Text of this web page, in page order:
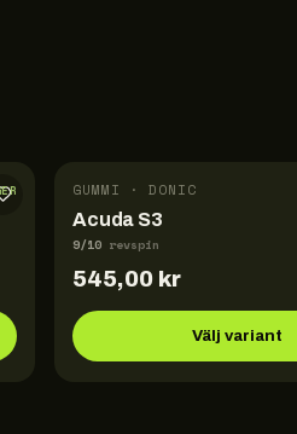
GUMMI · DONIC
Acuda S3
9/10 revspin
545,00 kr
Välj variant